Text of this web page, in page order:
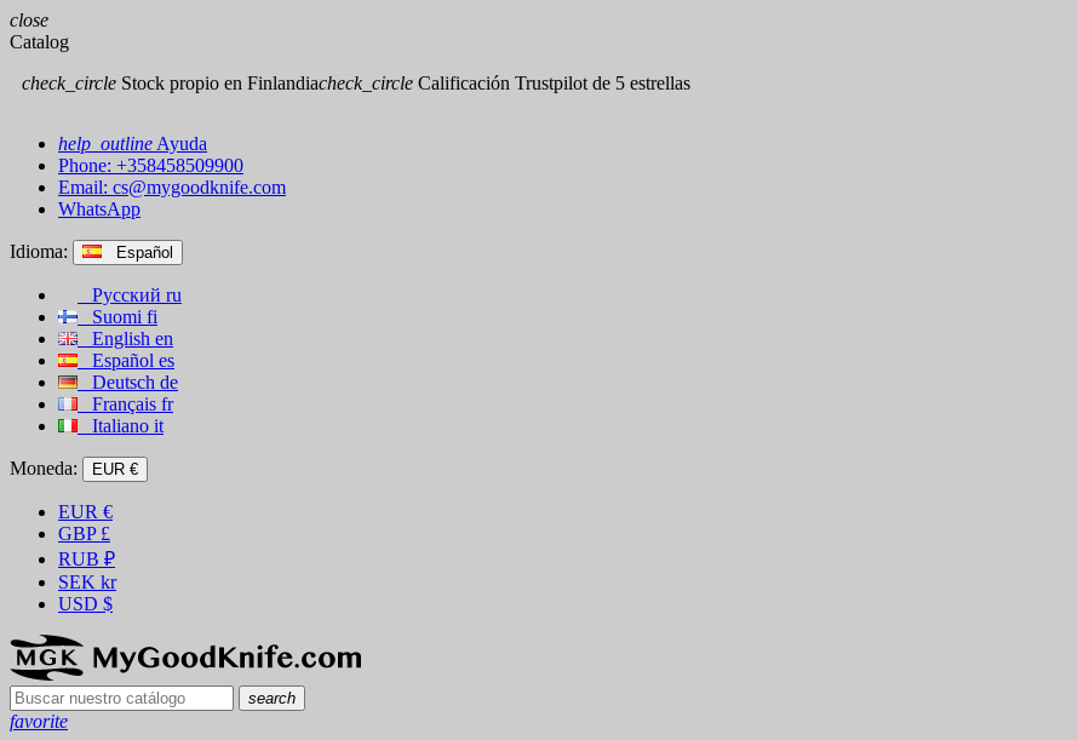
close
Catalog
check_circle Stock propio en Finlandiacheck_circle Calificación Trustpilot de 5 estrellas
help_outline Ayuda
Phone: +358458509900
Email: cs@mygoodknife.com
WhatsApp
Idioma: Español
Русский ru
Suomi fi
English en
Español es
Deutsch de
Français fr
Italiano it
Moneda: EUR €
EUR €
GBP £
RUB ₽
SEK kr
USD $
search
favorite